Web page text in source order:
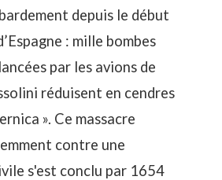
depuis le début
: mille bombes
par les avions de
réduisent en cendres
». Ce massacre
contre une
s'est conclu par 1654